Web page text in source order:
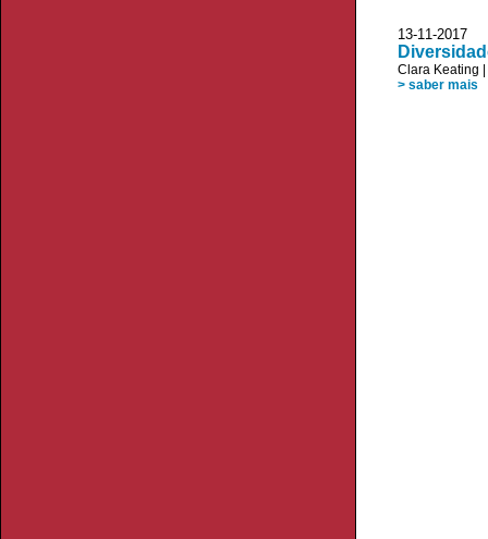
13-11-
Clara Keating
> saber mais